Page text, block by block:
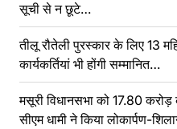
सूची से न छूटे…
तीलू रौतेली पुरस्कार के लिए 13
कार्यकर्तियां भी होंगी सम्मानित…
मसूरी विधानसभा को 17.80
सीएम धामी ने किया लोकार्पण-